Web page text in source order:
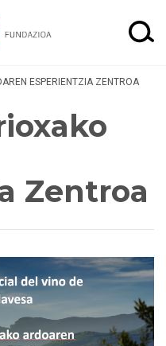
ESPERIENTZIA ZENTROA
Zentroa